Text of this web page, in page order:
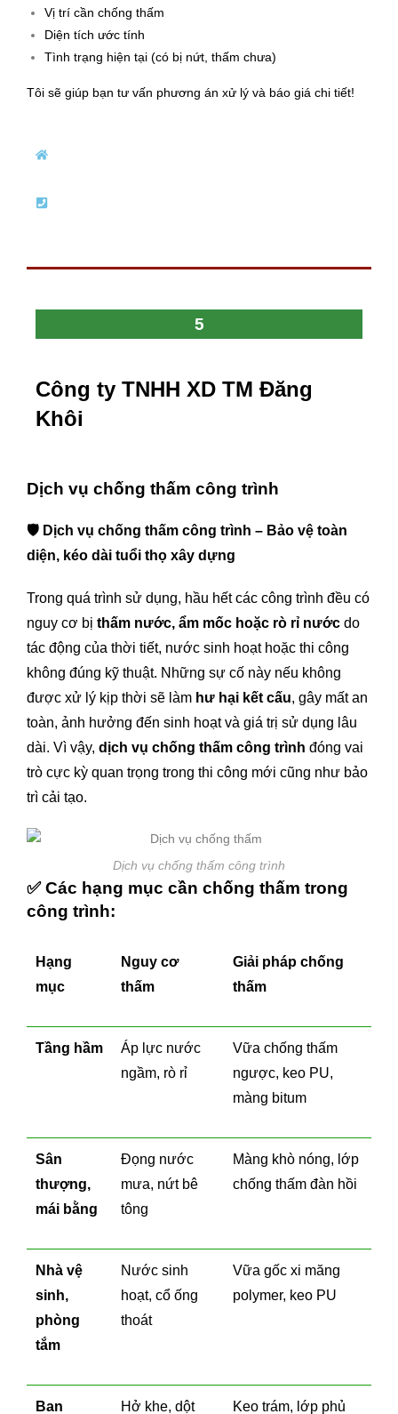
Vị trí cần chống thấm
Diện tích ước tính
Tình trạng hiện tại (có bị nứt, thấm chưa)
Tôi sẽ giúp bạn tư vấn phương án xử lý và báo giá chi tiết!
5
Công ty TNHH XD TM Đăng
Khôi
Dịch vụ chống thấm công trình
🛡️ Dịch vụ chống thấm công trình – Bảo vệ toàn
diện, kéo dài tuổi thọ xây dựng
Trong quá trình sử dụng, hầu hết các công trình đều có
nguy cơ bị thấm nước, ẩm mốc hoặc rò rỉ nước do
tác động của thời tiết, nước sinh hoạt hoặc thi công
không đúng kỹ thuật. Những sự cố này nếu không
được xử lý kịp thời sẽ làm hư hại kết cấu, gây mất an
toàn, ảnh hưởng đến sinh hoạt và giá trị sử dụng lâu
dài. Vì vậy, dịch vụ chống thấm công trình đóng vai
trò cực kỳ quan trọng trong thi công mới cũng như bảo
trì cải tạo.
Dịch vụ chống thấm công trình
✅Các hạng mục cần chống thấm trong
công trình:
Hạng
mục
Nguy cơ
thấm
Giải pháp chống
thấm
Tầng hầm
Áp lực nước
ngầm, rò rỉ
Vữa chống thấm
ngược, keo PU,
màng bitum
Sân
thượng,
mái bằng
Đọng nước
mưa, nứt bê
tông
Màng khò nóng, lớp
chống thấm đàn hồi
Nhà vệ
sinh,
phòng
tắm
Nước sinh
hoạt, cổ ống
thoát
Vữa gốc xi măng
polymer, keo PU
Ban Hở khe, dột Keo trám, lớp phủ